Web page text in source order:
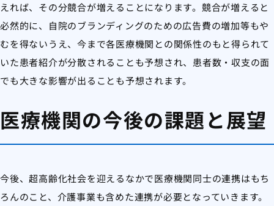
えれば、その分競合が増えることになります。競合が増えると
必然的に、自院のブランディングのための広告費の増加等もや
むを得ないうえ、今まで各医療機関との関係性のもと得られて
いた患者紹介が分散されることも予想され、患者数・収支の面
でも大きな影響が出ることも予想されます。
医療機関の今後の課題と展望
今後、超高齢化社会を迎えるなかで医療機関同士の連携はもち
ろんのこと、介護事業も含めた連携が必要となっていきます。